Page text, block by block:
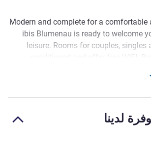
Modern and complete for a comfortable
ibis Blumenau is ready to welcome
leisure. Rooms for couples, singles
dishes, and lunch and dinner serve
hour bar, enjoy a craft beer. We have a
ibis Blumenau is perfect for families.
لدينا